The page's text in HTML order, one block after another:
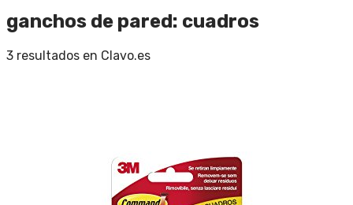
ganchos de pared: cuadros
3 resultados en Clavo.es